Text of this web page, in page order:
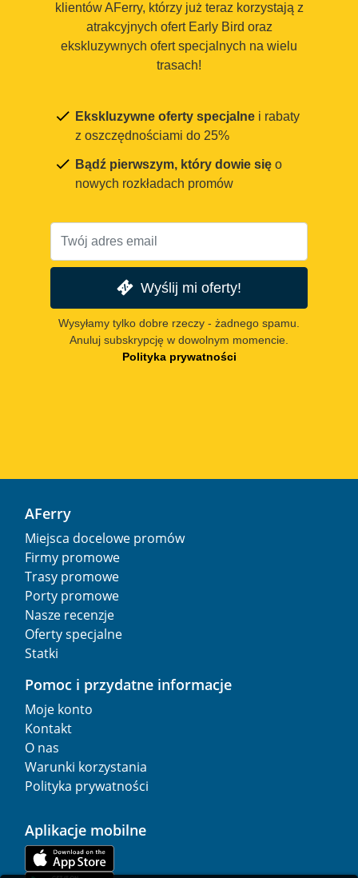
klientów AFerry, którzy już teraz korzystają z
atrakcyjnych ofert Early Bird oraz
ekskluzywnych ofert specjalnych na wielu
trasach!
Ekskluzywne oferty specjalne i rabaty
z oszczędnościami do 25%
Bądź pierwszym, który dowie się o
nowych rozkładach promów
Wyślij mi oferty!
Wysyłamy tylko dobre rzeczy - żadnego spamu.
Anuluj subskrypcję w dowolnym momencie.
Polityka prywatności
AFerry
Miejsca docelowe promów
Firmy promowe
Trasy promowe
Porty promowe
Nasze recenzje
Oferty specjalne
Statki
Pomoc i przydatne informacje
Moje konto
Kontakt
O nas
Warunki korzystania
Polityka prywatności
Aplikacje mobilne